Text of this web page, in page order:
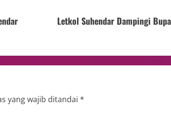
Letkol Suhendar Dampingi
yang wajib ditandai *